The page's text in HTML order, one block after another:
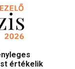
értékelik